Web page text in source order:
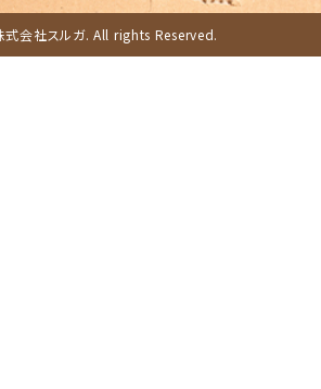
会社スルガ. All rights Reserved.